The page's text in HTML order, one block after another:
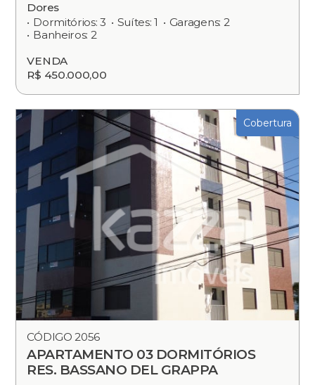
Dores
Dormitórios: 3
Suítes: 1
Garagens: 2
Banheiros: 2
VENDA
R$ 450.000,00
Cobertura
CÓDIGO 2056
APARTAMENTO 03 DORMITÓRIOS
RES. BASSANO DEL GRAPPA